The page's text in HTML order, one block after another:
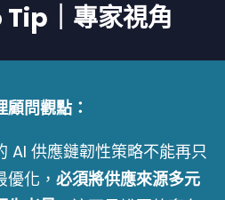
Tip｜專家視角
顧問觀點：
AI 供應鏈韌性策略不能再只
化， 必須將供應來源多元